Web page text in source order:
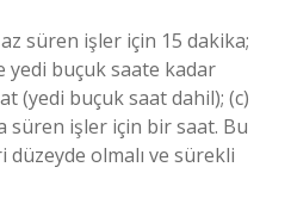
süren işler için 15 dakika;
yedi buçuk saate kadar
(yedi buçuk saat dahil); (c)
süren işler için bir saat. Bu
olmalı ve sürekli